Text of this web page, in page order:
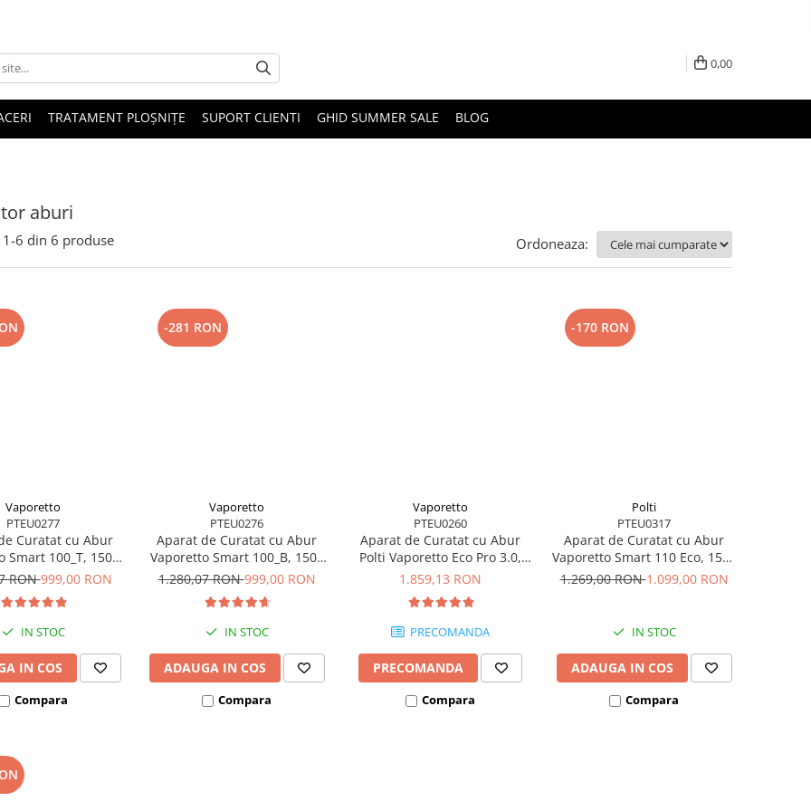
0,00
TRATAMENT PLOȘNIȚE SUPORT CLIENTI GHID SUMMER SALE BLOG
aburi
1-6 din 6 produse Ordoneaza:
Vaporetto
PTEU0277
Curatat cu Abur
Smart 100_T, 1500
Bar, 110 gr/min,
RON999,00 RON
IN STOC
IN COS
Compara
-281 RON
Vaporetto
PTEU0276
Aparat de Curatat cu Abur
Vaporetto Smart 100_B, 1500
W, 2 l, 4 Bar, 110 gr/min,
1.280,07 RON999,00 RON
IN STOC
ADAUGA IN COS
Compara
Vaporetto
PTEU0260
Aparat de Curatat cu Abur
Polti Vaporetto Eco Pro 3.0,
2000 W, Emisie Abur 110
Gri
1.859,13 RON
PRECOMANDA
PRECOMANDA
Compara
-170 RON
Polti
PTEU0317
Aparat de Curatat cu Abur
Vaporetto Smart 110 Eco, 1500
W, Autonomie Nelimitată de
1.269,00 RON1.099,00 RON
IN STOC
ADAUGA IN COS
Compara